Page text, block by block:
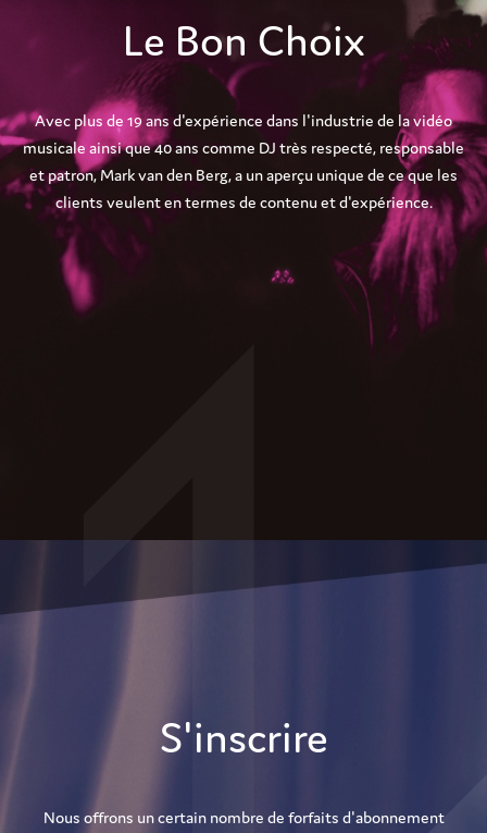
Le Bon Choix
Avec plus de 19 ans d'expérience dans l'industrie de la vidéo
musicale ainsi que 40 ans comme DJ très respecté, responsable
et patron, Mark van den Berg, a un aperçu unique de ce que les
clients veulent en termes de contenu et d'expérience.
S'inscrire
Nous offrons un certain nombre de forfaits d'abonnement